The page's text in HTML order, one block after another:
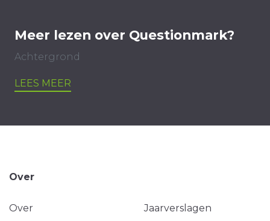
Meer lezen over Questionmark?
Achtergrond
LEES MEER
Over
Over Jaarverslagen